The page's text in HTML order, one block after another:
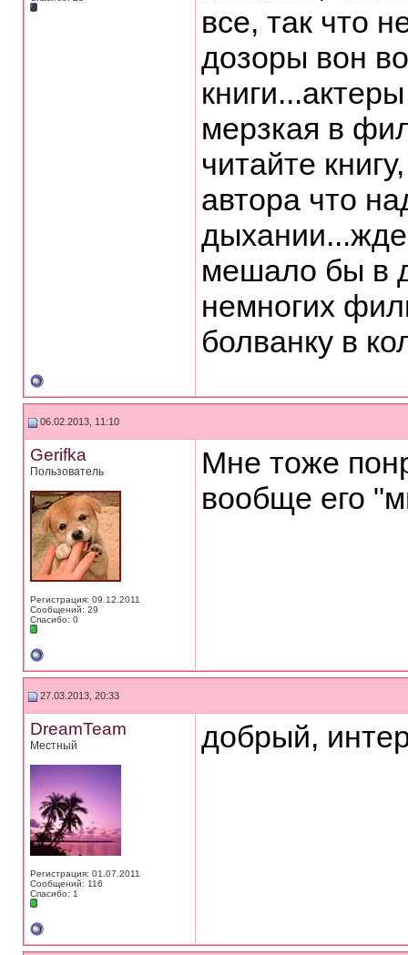
все, так что
дозоры вон
мерзкая в
читайте
автора что
мешало бы в
немногих
болванку в
06.02.2013, 11:10
Gerifka
Пользователь
Регистрация: 09.12.2011
Сообщений: 29
Спасибо: 0
Мне тоже
вообще его
27.03.2013, 20:33
DreamTeam
Местный
Регистрация: 01.07.2011
Сообщений: 116
Спасибо: 1
добрый,